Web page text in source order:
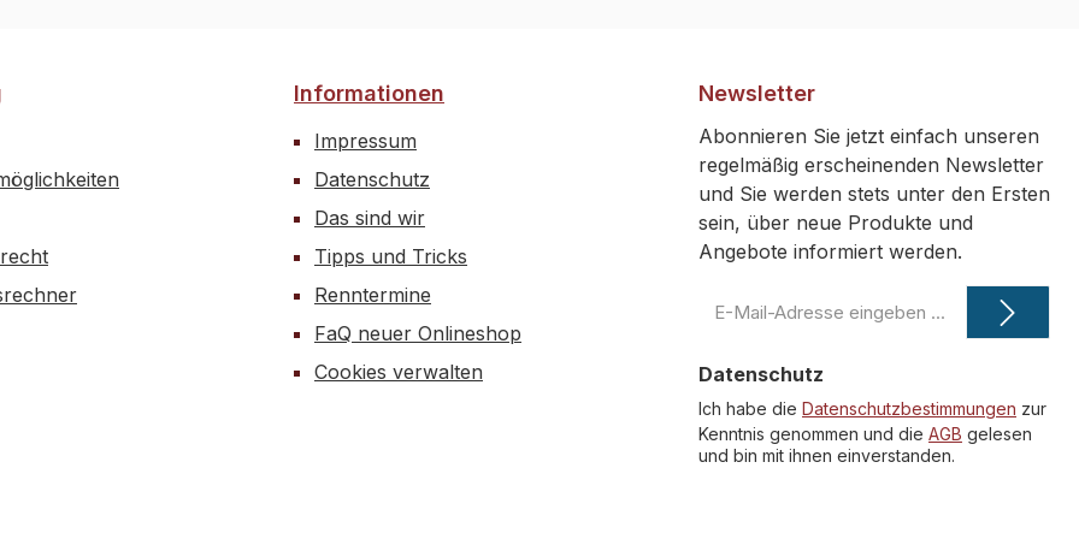
Informationen
Impressum
Datenschutz
Das sind wir
Tipps und Tricks
Renntermine
FaQ neuer Onlineshop
Cookies verwalten
Newsletter
Abonnieren Sie jetzt einfach unseren
regelmäßig erscheinenden Newsletter
und Sie werden stets unter den Ersten
sein, über neue Produkte und
Angebote informiert werden.
Mail-
*
Datenschutz
Ich habe die Datenschutzbestimmungen zur
Kenntnis genommen und die AGB gelesen
und bin mit ihnen einverstanden.